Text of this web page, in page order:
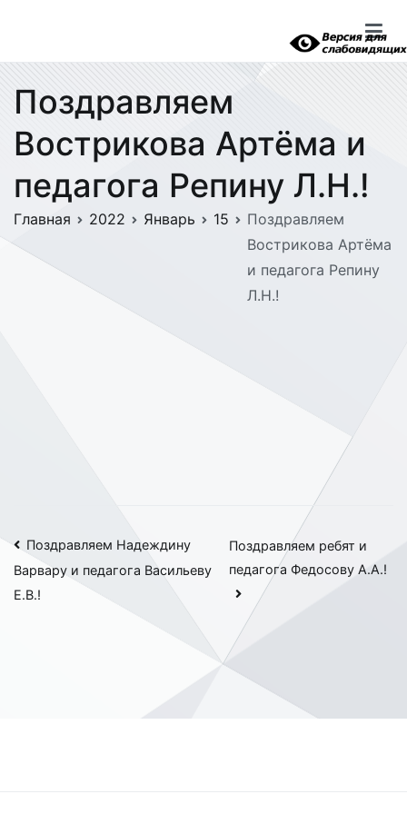
Поздравляем
Вострикова Артёма и
педагога Репину Л.Н.!
Главная 2022 Январь 15
Поздравляем
Вострикова Артёма
и педагога Репину
Л.Н.!
Навигация
по
Поздравляем Надеждину
Варвару и педагога Васильеву
Е.В.!
Поздравляем ребят и
педагога Федосову А.А.!